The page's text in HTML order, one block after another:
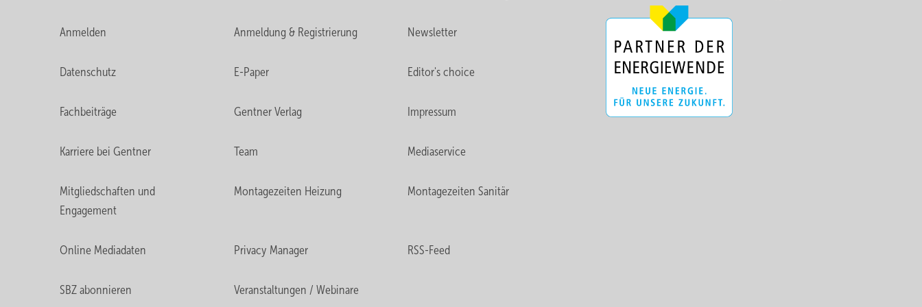
Anmelden Anmeldung & Registrierung Newsletter
Datenschutz E-Paper Editor's choice
Fachbeiträge Gentner Verlag Impressum
Karriere bei Gentner Team Mediaservice
Mitgliedschaften und
Engagement
Montagezeiten Heizung Montagezeiten Sanitär
Online Mediadaten Privacy Manager RSS-Feed
SBZ abonnieren Veranstaltungen / Webinare